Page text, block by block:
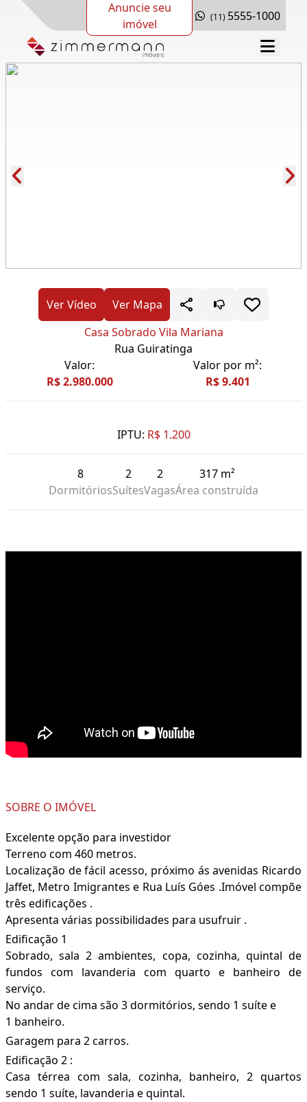
Anuncie seu
imóvel
(11) 5555-1000
Ver Vídeo
Ver Mapa
Casa Sobrado Vila Mariana
Rua Guiratinga
Valor:
R$ 2.980.000
Valor por m²:
R$ 9.401
IPTU: R$ 1.200
8
Dormitórios
2
Suítes
2
Vagas
317 m²
Área construída
SOBRE O IMÓVEL
Excelente opção para investidor
Terreno com 460 metros.
Localização de fácil acesso, próximo ás avenidas Ricardo
Jaffet, Metro Imigrantes e Rua Luís Góes .Imóvel compõe
três edificações .
Apresenta várias possibilidades para usufruir .
Edificação 1
Sobrado, sala 2 ambientes, copa, cozinha, quintal de
fundos com lavanderia com quarto e banheiro de
serviço.
No andar de cima são 3 dormitórios, sendo 1 suíte e
1 banheiro.
Garagem para 2 carros.
Edificação 2 :
Casa térrea com sala, cozinha, banheiro, 2 quartos
sendo 1 suíte, lavanderia e quintal.